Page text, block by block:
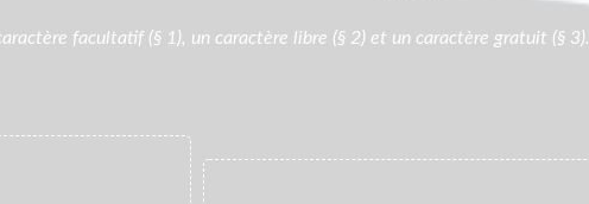
facultatif (§ 1), un caractère libre (§ 2) et un caractère gratuit (§ 3).